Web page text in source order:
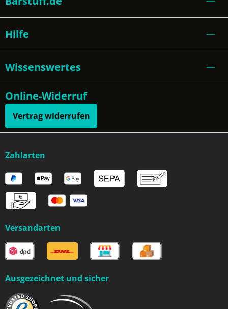
Hilfe
Wissenswertes
Online-Widerruf
Vertrag widerrufen
Zahlarten
Versandarten
Ausgezeichnet und sicher